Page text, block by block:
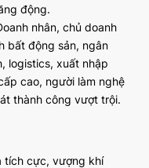
động.
nhân, chủ doanh
bất động sản, ngân
logistics, xuất nhập
cao, người làm nghệ
thành công vượt trội.
tích cực, vượng khí